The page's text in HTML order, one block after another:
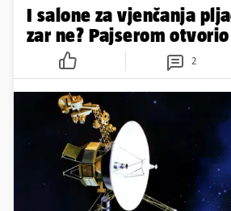
I salone za vjenčanja
zar ne? Pajserom
2